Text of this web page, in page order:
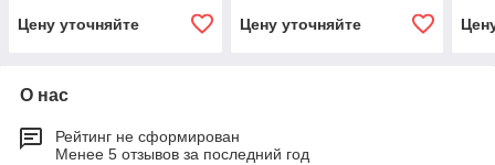
Цену уточняйте Цену уточняйте
О нас
Рейтинг не сформирован
Менее 5 отзывов за последний год